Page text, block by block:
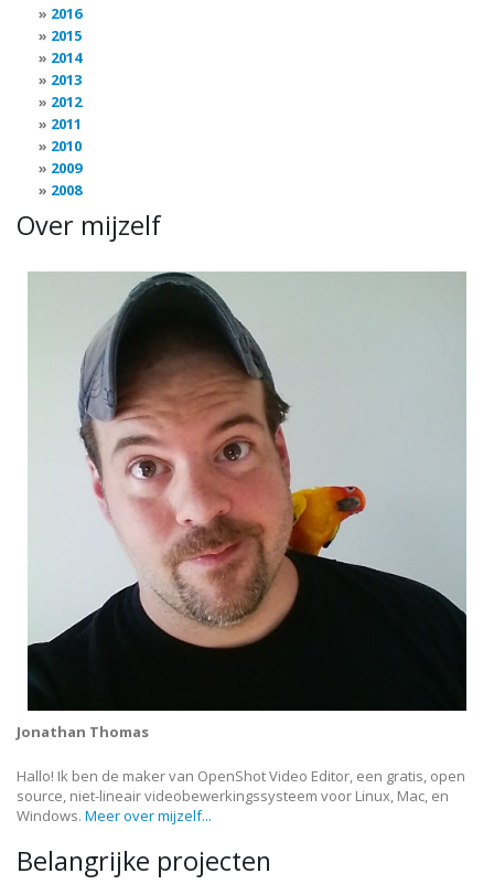
2016
2015
2014
2013
2012
2011
2010
2009
2008
Over mijzelf
Jonathan Thomas
Hallo! Ik ben de maker van OpenShot Video Editor, een gratis, open
source, niet-lineair videobewerkingssysteem voor Linux, Mac, en
Windows. Meer over mijzelf...
Belangrijke projecten